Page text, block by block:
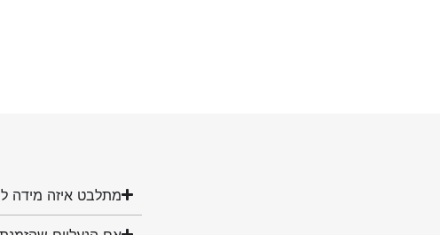
מתלבט איזה מידה